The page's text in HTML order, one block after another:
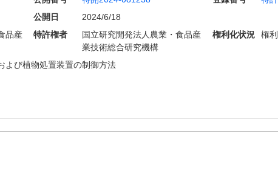
公開日
2024/6/18
品産
特許権者
国立研究開発法人農業・食品産
業技術総合研究機構
権利化状況 権
よび植物処置装置の制御方法